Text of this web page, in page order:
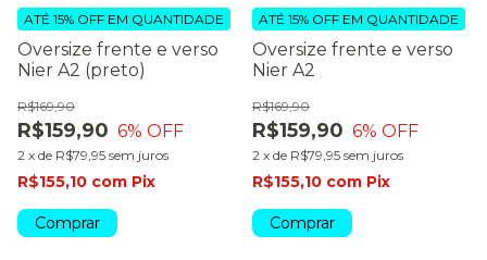
Oversize frente e verso
Nier A2 (preto)
R$159,90
R$169,90
6% OFF
2 x de R$79,95 sem juros
ATÉ 15% OFF EM QUANTIDADE
R$155,10 com Pix
Comprar
Oversize frente e verso
Nier A2
R$159,90
R$169,90
6% OFF
2 x de R$79,95 sem juros
ATÉ 15% OFF EM QUANTIDADE
R$155,10 com Pix
Comprar